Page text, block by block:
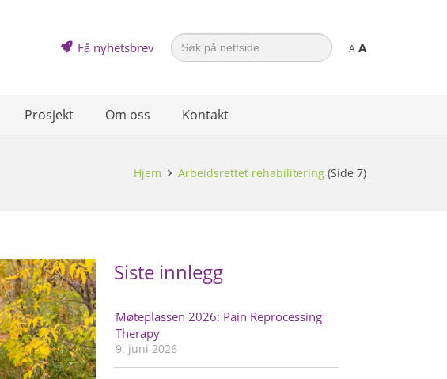
Få nyhetsbrev
Search
for: A A
Prosjekt Om oss Kontakt
Hjem Arbeidsrettet rehabilitering (Side 7)
Siste innlegg
Møteplassen 2026: Pain Reprocessing
Therapy
9. juni 2026